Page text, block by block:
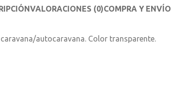
VALORACIONES (0)COMPRA Y ENVÍO
autocaravana. Color transparente.